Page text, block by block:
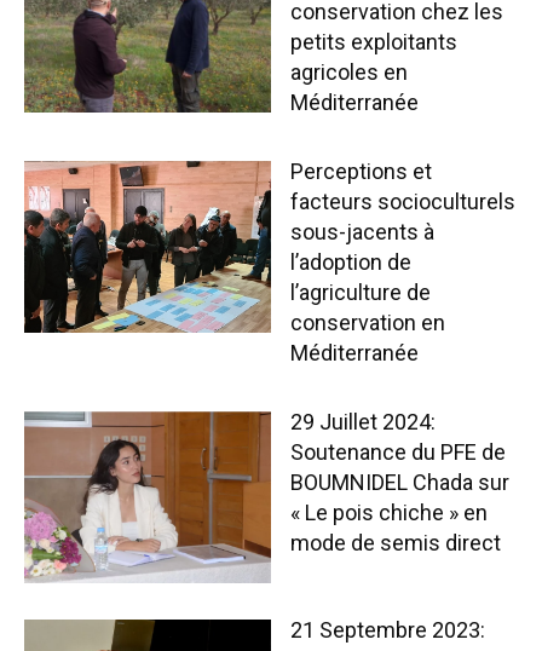
conservation chez les
petits exploitants
agricoles en
Méditerranée
Perceptions et
facteurs socioculturels
sous-jacents à
l’adoption de
l’agriculture de
conservation en
Méditerranée
29 Juillet 2024:
Soutenance du PFE de
BOUMNIDEL Chada sur
« Le pois chiche » en
mode de semis direct
21 Septembre 2023: